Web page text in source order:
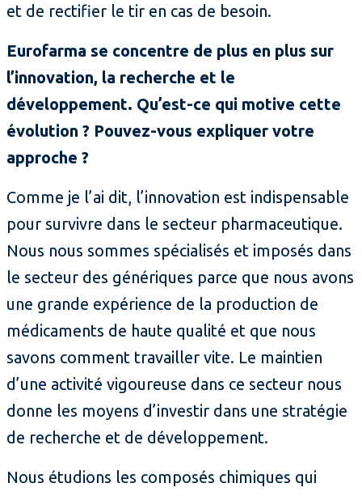
et de rectifier le tir en cas de besoin.
Eurofarma se concentre de plus en plus sur
l’innovation, la recherche et le
développement. Qu’est-ce qui motive cette
évolution ? Pouvez-vous expliquer votre
approche ?
Comme je l’ai dit, l’innovation est indispensable
pour survivre dans le secteur pharmaceutique.
Nous nous sommes spécialisés et imposés dans
le secteur des génériques parce que nous avons
une grande expérience de la production de
médicaments de haute qualité et que nous
savons comment travailler vite. Le maintien
d’une activité vigoureuse dans ce secteur nous
donne les moyens d’investir dans une stratégie
de recherche et de développement.
Nous étudions les composés chimiques qui